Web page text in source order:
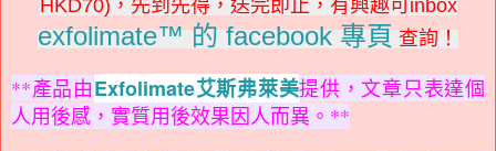
HKD70)，先到先得，送完即止，有興趣可inbox
exfolimate™ 的 facebook 專頁 查詢！
**產品由Exfolimate艾斯弗萊美提供，文章只表達個
人用後感，實質用後效果因人而異。**